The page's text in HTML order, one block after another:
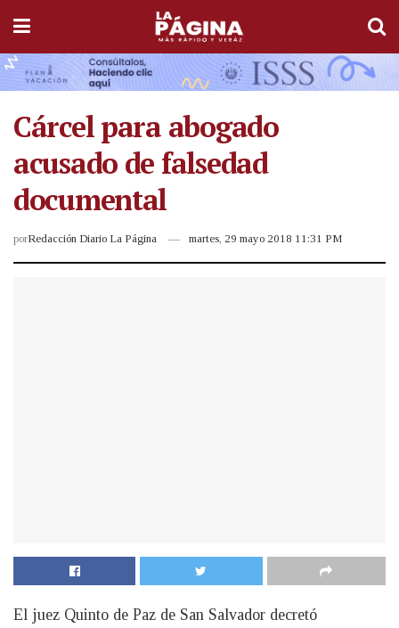
Cárcel para abogado
acusado de falsedad
documental
porRedacción Diario La Página martes, 29 mayo 2018 11:31 PM
El juez Quinto de Paz de San Salvador decretó